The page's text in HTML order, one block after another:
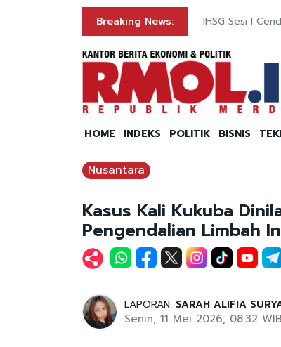
Breaking News: IHSG Sesi I
HOME INDEKS POLITIK BISNIS
Nusantara
Kasus Kali Kukuba
Pengendalian Limbah
LAPORAN: SARAH ALIFIA
Senin, 11 Mei 2026, 08:32 WIB